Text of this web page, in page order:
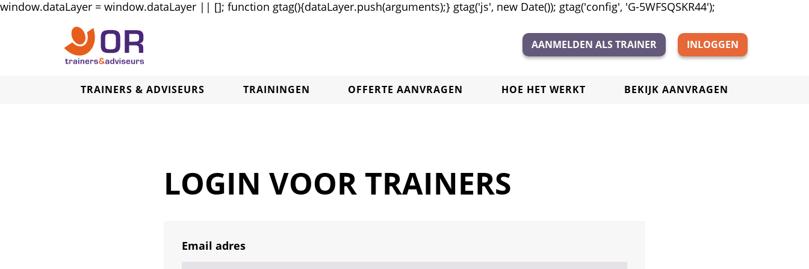
window.dataLayer = window.dataLayer || []; function gtag(){dataLayer.push(arguments);} gtag('js', new Date()); gtag('config', 'G-5WFSQSKR44');
AANMELDEN ALS TRAINER INLOGGEN
TRAINERS & ADVISEURS TRAININGEN OFFERTE AANVRAGEN HOE HET WERKT BEKIJK AANVRAGEN
LOGIN VOOR TRAINERS
Email adres